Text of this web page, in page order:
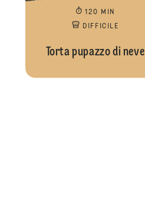
120 MIN
DIFFICILE
Torta pupazzo di neve